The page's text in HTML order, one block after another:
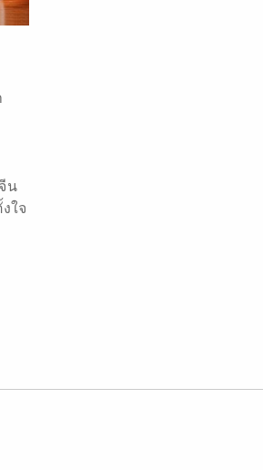
น
ใจ